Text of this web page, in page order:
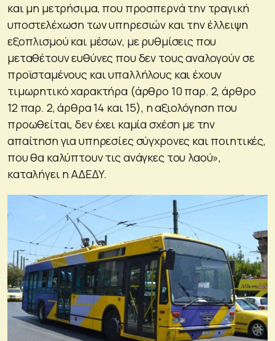
και μη μετρήσιμα, που προσπερνά την τραγική
υποστελέχωση των υπηρεσιών και την έλλειψη
εξοπλισμού και μέσων, με ρυθμίσεις που
μεταθέτουν ευθύνες που δεν τους αναλογούν σε
προϊσταμένους και υπαλλήλους και έχουν
τιμωρητικό χαρακτήρα (άρθρο 10 παρ. 2, άρθρο
12 παρ. 2, άρθρα 14 και 15), η αξιολόγηση που
προωθείται, δεν έχει καμία σχέση με την
απαίτηση για υπηρεσίες σύγχρονες και ποιητικές,
που θα καλύπτουν τις ανάγκες του λαού»,
καταλήγει η ΑΔΕΔΥ.